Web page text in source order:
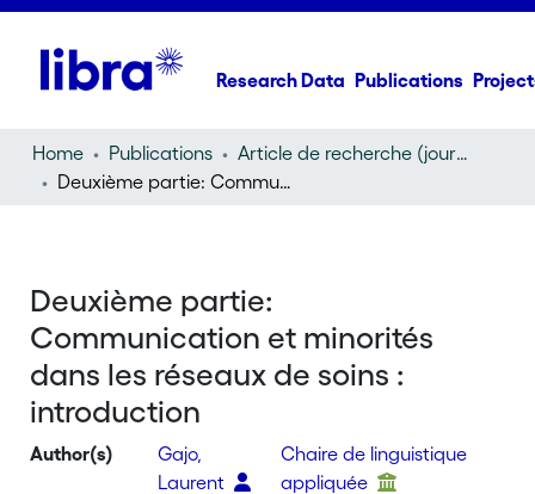
Research Data Publications
Home Publications
Article de recherche (journal article)
Deuxième partie: Communication et minorités dans les réseaux de soins : introduction
Deuxième partie:
Communication et minorités
dans les réseaux de soins :
introduction
Author(s)
Gajo,
Laurent
Chaire de linguistique
appliquée